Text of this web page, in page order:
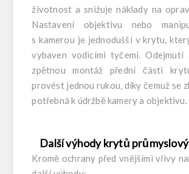
životnost a snižuje náklady na
Nastavení objektivu nebo
s kamerou je jednodušší v krytu,
vybaven vodicími tyčemi. Odejmutí
zpětnou montáž přední části
provést jednou rukou, díky čemuž se
potřebná k údržbě kamery a objektivu.
Další výhody krytů
Kromě ochrany před vnějšími vlivy